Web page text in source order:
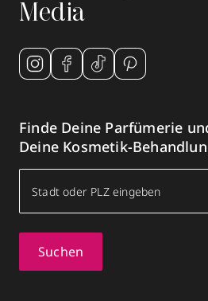
Media
Finde Deine Parfümerie
Deine Kosmetik-
Suchen